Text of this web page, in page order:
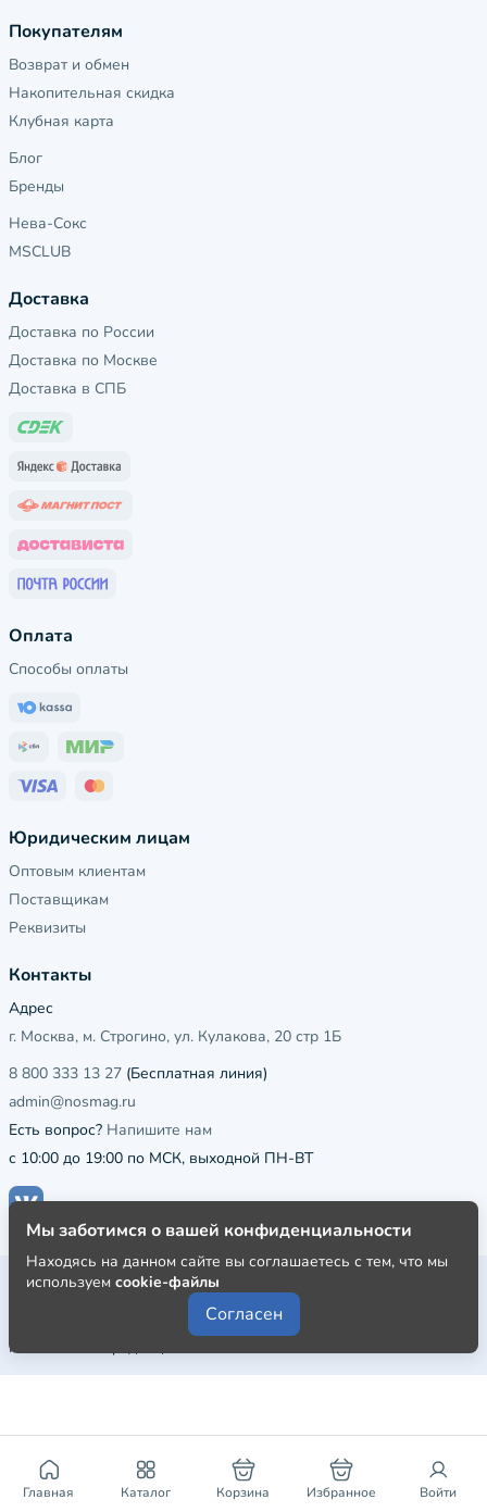
Главная Каталог Корзина Избранное Войти
Покупателям
Возврат и обмен
Накопительная скидка
Клубная карта
Блог
Бренды
Нева-Сокс
MSCLUB
Доставка
Доставка по России
Доставка по Москве
Доставка в СПБ
Оплата
Способы оплаты
Юридическим лицам
Оптовым клиентам
Поставщикам
Реквизиты
Контакты
Адрес
г. Москва, м. Строгино, ул. Кулакова, 20 стр 1Б
8 800 333 13 27 (Бесплатная линия)
admin@nosmag.ru
Есть вопрос? Напишите нам
с 10:00 до 19:00 по МСК, выходной ПН-ВТ
Публичная оферта
Пользовательское соглашение
Политика конфиденциальности
Мы заботимся о вашей конфиденциальности
Находясь на данном сайте вы соглашаетесь с тем, что мы
используем cookie-файлы
Согласен